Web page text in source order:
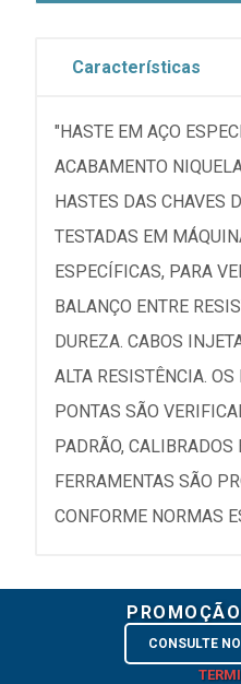
Características
"HASTE EM AÇO
ACABAMENTO
HASTES DAS CHAVES
TESTADAS EM
ESPECÍFICAS, PARA
BALANÇO ENTRE
DUREZA. CABOS
ALTA RESISTÊNCIA.
PONTAS SÃO
PADRÃO, CALIBRADOS
FERRAMENTAS SÃO
CONFORME NORMAS
CONSULTE